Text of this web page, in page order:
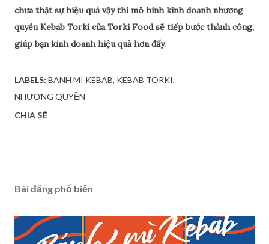
chưa thật sự hiệu quả vậy thì mô hình kinh doanh nhượng
quyền Kebab Torki của Torki Food sẽ tiếp bước thành công,
giúp bạn kinh doanh hiệu quả hơn đấy.
LABELS: BÁNH MÌ KEBAB KEBAB TORKI
NHƯỢNG QUYỀN
CHIA SẺ
Bài đăng phổ biến